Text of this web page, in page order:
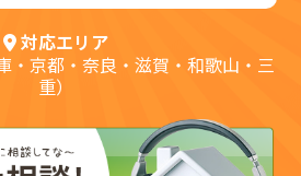
対応エリア
・京都・奈良・滋賀・和歌山・三
重）